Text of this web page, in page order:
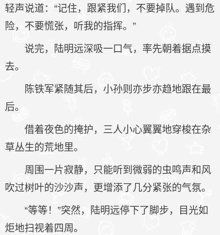
轻声说道：“记住，跟紧我们，不要掉队。遇到危
险，不要慌张，听我的指挥。”
说完，陆明远深吸一口气，率先朝着据点摸
去。
陈铁军紧随其后，小孙则亦步亦趋地跟在最
后。
借着夜色的掩护，三人小心翼翼地穿梭在杂
草丛生的荒地里。
周围一片寂静，只能听到微弱的虫鸣声和风
吹过树叶的沙沙声，更增添了几分紧张的气氛。
“等等！”突然，陆明远停下了脚步，目光如
炬地扫视着四周。